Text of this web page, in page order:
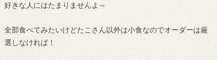
好きな人にはたまりませんよ～
全部食べてみたいけどたこさん以外は小食なのでオーダーは厳
選しなければ！